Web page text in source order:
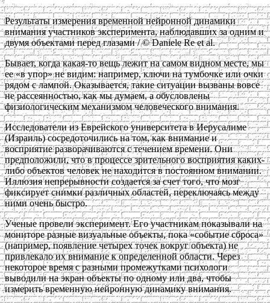
Результаты измерения временной нейронной динамики
внимания участников эксперимента, наблюдавших за одним и
двумя объектами перед глазами / © Daniele Re et al.
Бывает, когда какая-то вещь лежит на самом видном месте, мы
ее «в упор» не видим: например, ключи на тумбочке или очки
рядом с лампой. Оказывается, такие ситуации вызваны вовсе
не рассеянностью, как мы думаем, а обусловлены
физиологическим механизмом человеческого внимания.
Исследователи из Еврейского университета в Иерусалиме
(Израиль) сосредоточились на том, как внимание и
восприятие разворачиваются с течением времени. Они
предположили, что в процессе зрительного восприятия каких-
либо объектов человек не находится в постоянном внимании.
Иллюзия непрерывности создается за счет того, что мозг
фиксирует снимки различных областей, переключаясь между
ними очень быстро.
Ученые провели эксперимент. Его участникам показывали на
мониторе разные визуальные объекты, пока «событие сброса»
(например, появление четырех точек вокруг объекта) не
привлекало их внимание к определенной области. Через
некоторое время с разными промежутками психологи
выводили на экран объекты по одному или два, чтобы
измерить временную нейронную динамику внимания.